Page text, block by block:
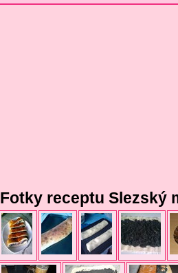
Fotky receptu Slezský